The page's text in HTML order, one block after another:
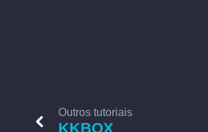
Outros tutoriais
KKBOX